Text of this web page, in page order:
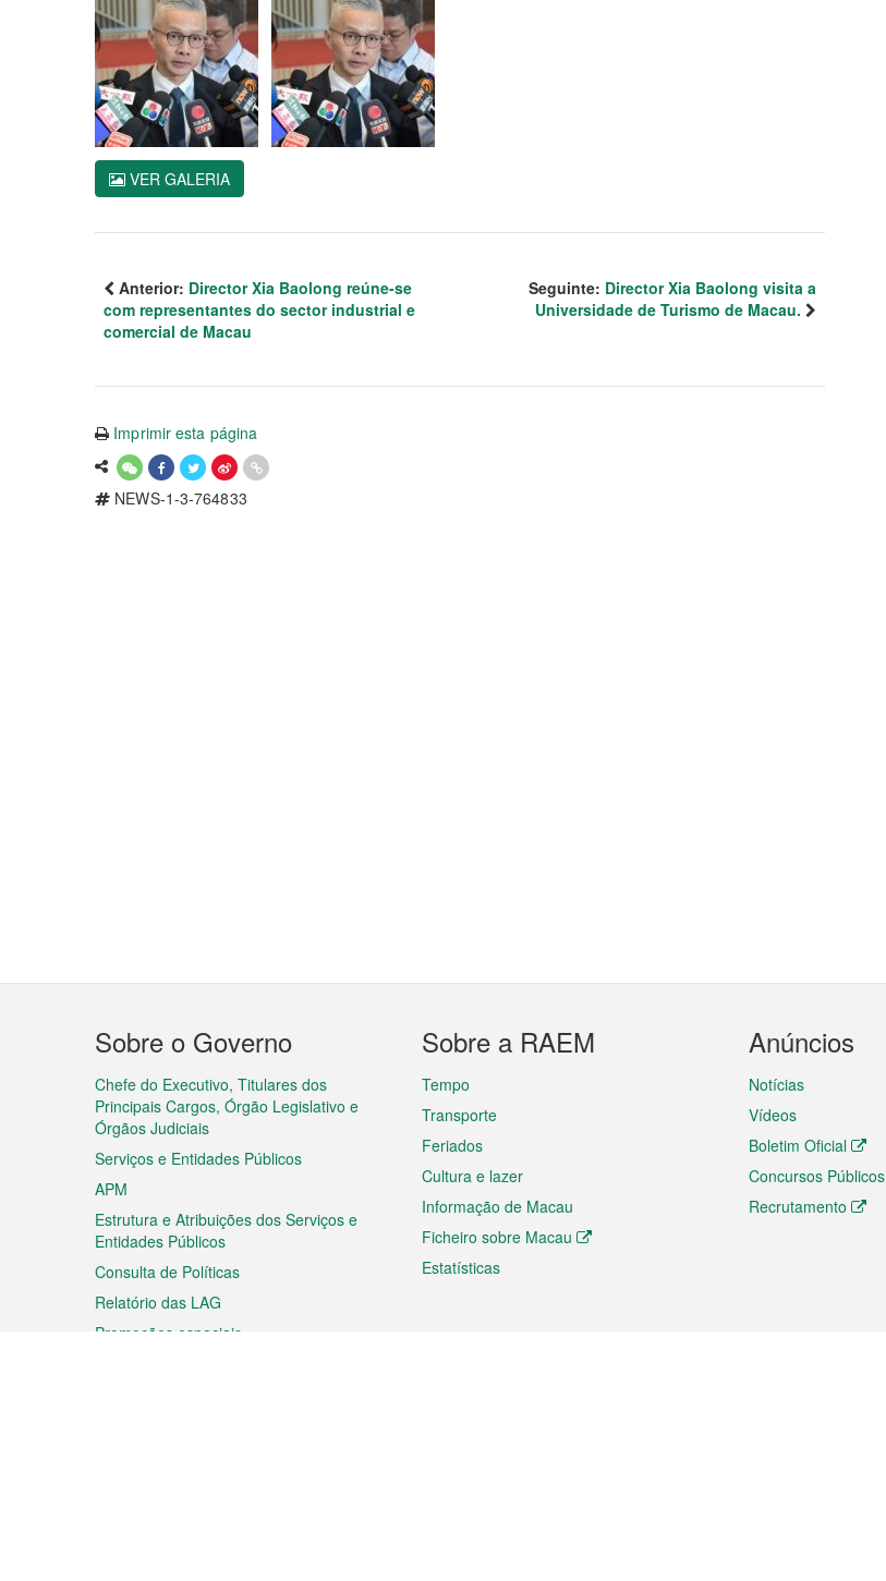
VER GALERIA
Anterior: Director Xia Baolong reúne-se
com representantes do sector industrial e
comercial de Macau
Seguinte: Director Xia Baolong visita a
Universidade de Turismo de Macau.
Imprimir esta página
NEWS-1-3-764833
Menu
do
rodapé
Sobre o Governo
Chefe do Executivo, Titulares dos
Principais Cargos, Órgão Legislativo e
Órgãos Judiciais
Serviços e Entidades Públicos
APM
Estrutura e Atribuições dos Serviços e
Entidades Públicos
Consulta de Políticas
Relatório das LAG
Promoções especiais
Sobre a RAEM
Tempo
Transporte
Feriados
Cultura e lazer
Informação de Macau
Ficheiro sobre Macau
Estatísticas
Anúncios
Notícias
Vídeos
Boletim Oficial
Concursos Públicos
Recrutamento